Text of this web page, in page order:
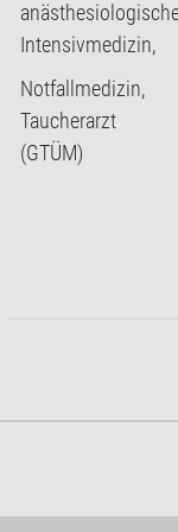
Intensivmedizin,
Notfallmedizin,
Taucherarzt
(GTÜM)